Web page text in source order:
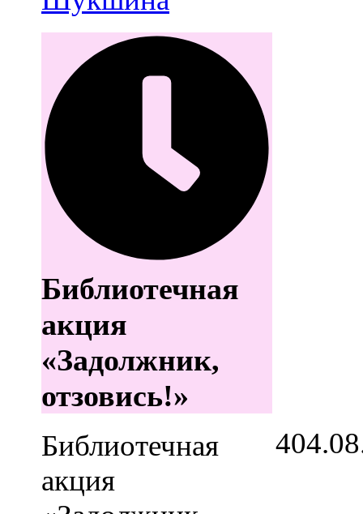
Библиотечная
акция
«Задолжник,
отзовись!»
Библиотечная
акция
4